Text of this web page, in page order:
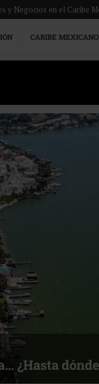
y Negocios en el Caribe
CARIBE MEXICANO
¿Hasta